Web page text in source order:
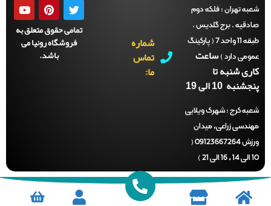
تهران :فلکه دوم
. برج گلدیس .
طبقه 11 واحد 7 ( پارکینگ
دارد )ساعت
شنبه تا
10 الی 19
کرج :شهرک ویلایی
زراعی، میدان
ورزش 09123667264 (
شماره
تماس
تمامی حقوق متعلق به
فروشگاه رونیا می